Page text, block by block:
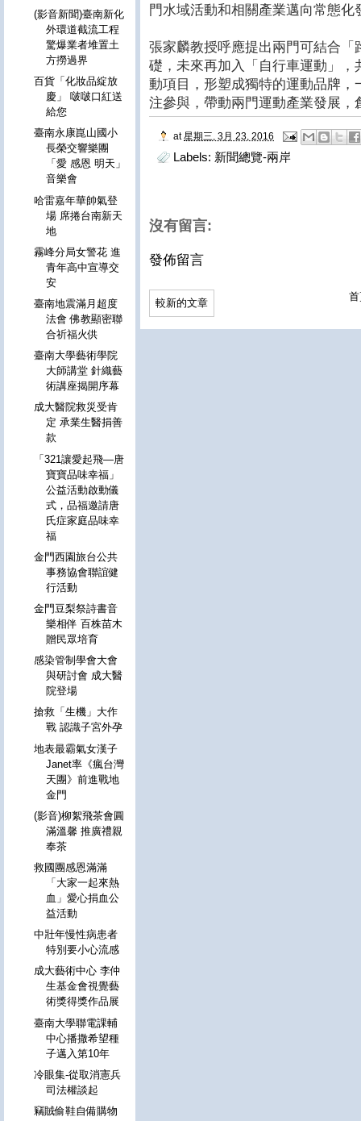
門水域活動和相關產業邁向常態化
張家麟教授呼應提出兩門可結合
礎，未來再加入「自行車運動」
動項目，形塑成獨特的運動品牌
注參與，帶動兩門運動產業發展
at 星期三, 3月 23, 2016
Labels: 新聞總覽-兩岸
沒有留言:
發佈留言
較新的文章
(影音新聞)臺南新化
外環道截流工程
驚爆業者堆置土
方撈過界
百貨「化妝品綻放
慶」 啵啵口紅送
給您
臺南永康崑山國小
長榮交響樂團
「愛 感恩 明天」
音樂會
哈雷嘉年華帥氣登
場 席捲台南新天
地
霧峰分局女警花 進
青年高中宣導交
安
臺南地震滿月超度
法會 佛教顯密聯
合祈福火供
臺南大學藝術學院
大師講堂 針織藝
術講座揭開序幕
成大醫院救災受肯
定 承業生醫捐善
款
「321讓愛起飛—唐
寶寶品味幸福」
公益活動啟動儀
式，品福邀請唐
氏症家庭品味幸
福
金門西園旅台公共
事務協會聯誼健
行活動
金門豆梨祭詩書音
樂相伴 百株苗木
贈民眾培育
感染管制學會大會
與研討會 成大醫
院登場
搶救「生機」大作
戰 認識子宮外孕
地表最霸氣女漢子
Janet率《瘋台灣
天團》前進戰地
金門
(影音)柳絮飛茶會圓
滿溫馨 推廣禮親
奉茶
救國團感恩滿滿
「大家一起來熱
血」愛心捐血公
益活動
中壯年慢性病患者
特別要小心流感
成大藝術中心 李仲
生基金會視覺藝
術獎得獎作品展
臺南大學聯電課輔
中心播撒希望種
子邁入第10年
冷眼集-從取消憲兵
司法權談起
竊賊偷鞋自備購物